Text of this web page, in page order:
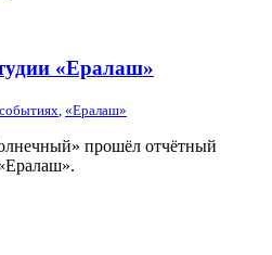
«Ералаш»
, «Ералаш»
прошёл отчётный